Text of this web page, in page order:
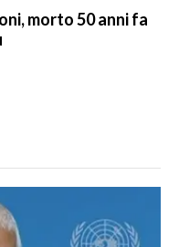
morto 50 anni fa